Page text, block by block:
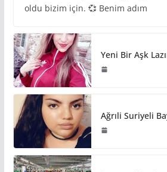
oldu bizim için. 💞 Benim adım
Yeni Bir Aşk
Ağrıli Suriyeli